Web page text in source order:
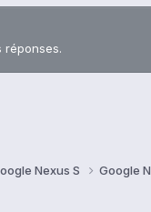
réponses.
Nexus S Google